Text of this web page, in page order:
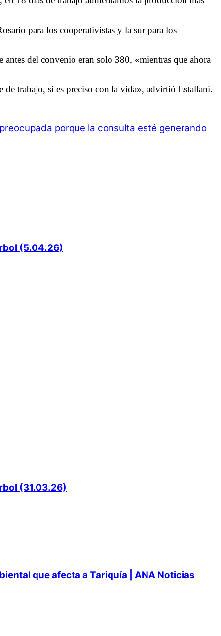
para los cooperativistas y la sur para los
antes del convenio eran solo 380, «mientras que ahora
de trabajo, si es preciso con la vida», advirtió Estallani.
porque la consulta esté generando
(5.04.26)
(31.03.26)
que afecta a Tariquía | ANA Noticias